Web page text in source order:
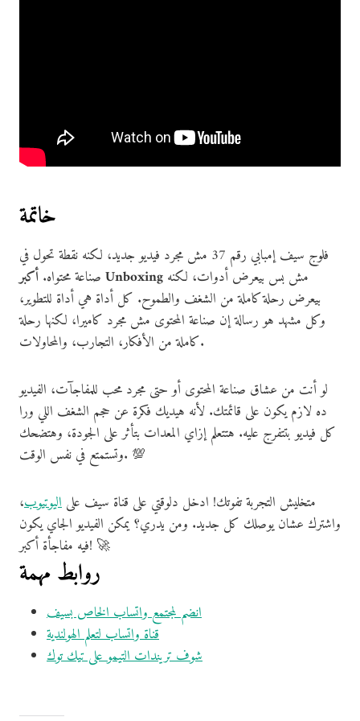
خاتمة
فلوج سيف إمبابي رقم 37 مش مجرد فيديو جديد، لكنه نقطة تحول في
صناعة محتواه. أكبر Unboxing
بيعرض رحلة كاملة من الشغف والطموح. كل أداة هي أداة للتطوير،
وكل مشهد هو رسالة إن صناعة المحتوى مش مجرد كاميرا، لكنها رحلة
كاملة من الأفكار، التجارب، والمحاولات.
لو أنت من عشاق صناعة المحتوى أو حتى مجرد محب للمفاجآت، الفيديو
ده لازم يكون على قائمتك. لأنه هيديك فكرة عن حجم الشغف اللي ورا
كل فيديو بتتفرج عليه. هتتعلم إزاي المعدات بتأثر على الجودة، وهتضحك
وتستمتع في نفس الوقت. 💯
متخليش التجربة تفوتك! ادخل دلوقتي على قناة سيف على اليوتيوب،
واشترك عشان يوصلك كل جديد. ومن يدري؟ يمكن الفيديو الجاي يكون
فيه مفاجأة أكبر! 🚀
روابط مهمة
انضم لمجتمع واتساب الخاص بسيف
قناة واتساب لتعلم الهولندية
شوف تريندات التيمو على تيك توك